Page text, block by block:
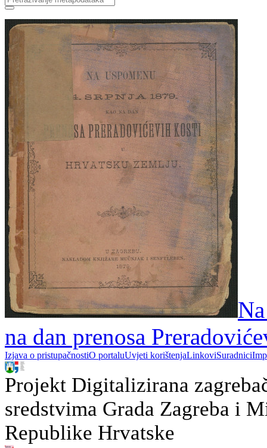
na dan prenosa
Izjava o pristupačnostiO portaluUvjeti korištenjaLinkoviSuradnici
Projekt Digitalizirana
sredstvima Grada Zagreba i
Republike Hrvatske